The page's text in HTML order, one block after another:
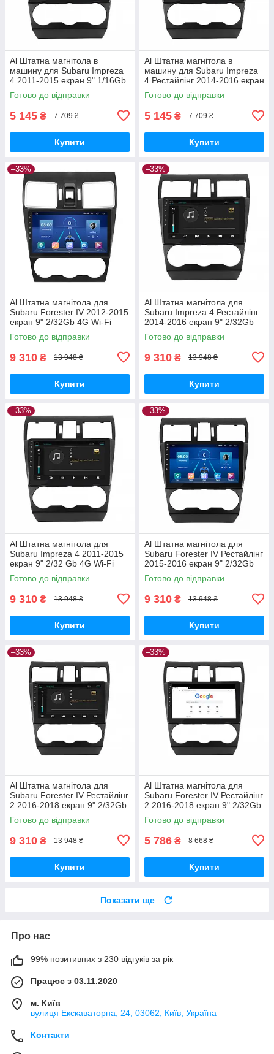
Al Штатна магнітола в
машину для Subaru Impreza
4 2011-2015 екран 9" 1/16Gb
Wi-Fi GPS Base
Готово до відправки
5 145 ₴ 7 709 ₴
Купити
Al Штатна магнітола в
машину для Subaru Impreza
4 Рестайлінг 2014-2016 екран
9" 1/16Gb Wi-Fi GPS Base
Готово до відправки
5 145 ₴ 7 709 ₴
Купити
–33%
Al Штатна магнітола для
Subaru Forester IV 2012-2015
екран 9" 2/32Gb 4G Wi-Fi
GPS Top Android
Готово до відправки
9 310 ₴ 13 948 ₴
Купити
–33%
Al Штатна магнітола для
Subaru Impreza 4 Рестайлінг
2014-2016 екран 9" 2/32Gb
4G Wi-Fi GPS Top Android
Готово до відправки
9 310 ₴ 13 948 ₴
Купити
–33%
Al Штатна магнітола для
Subaru Impreza 4 2011-2015
екран 9" 2/32 Gb 4G Wi-Fi
GPS Top Android
Готово до відправки
9 310 ₴ 13 948 ₴
Купити
–33%
Al Штатна магнітола для
Subaru Forester IV Рестайлінг
2015-2016 екран 9" 2/32Gb
4G Wi-Fi GPS Top Android
Готово до відправки
9 310 ₴ 13 948 ₴
Купити
–33%
Al Штатна магнітола для
Subaru Forester IV Рестайлінг
2 2016-2018 екран 9" 2/32Gb
4G Wi-Fi GPS Top Android
Готово до відправки
9 310 ₴ 13 948 ₴
Купити
–33%
Al Штатна магнітола для
Subaru Forester IV Рестайлінг
2 2016-2018 екран 9" 2/32Gb
Wi-Fi GPS Base Android
Готово до відправки
5 786 ₴ 8 668 ₴
Купити
Показати ще
Про нас
99% позитивних з 230 відгуків за рік
Працює з 03.11.2020
м. Київ
вулиця Екскаваторна, 24, 03062, Київ, Україна
Контакти